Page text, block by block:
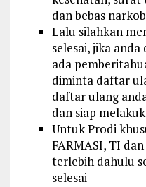
dan bebas
Lalu silahkan
selesai, jika
ada
diminta daftar
daftar ulang
dan siap
Untuk Prodi
FARMASI, TI
terlebih dahulu
selesai